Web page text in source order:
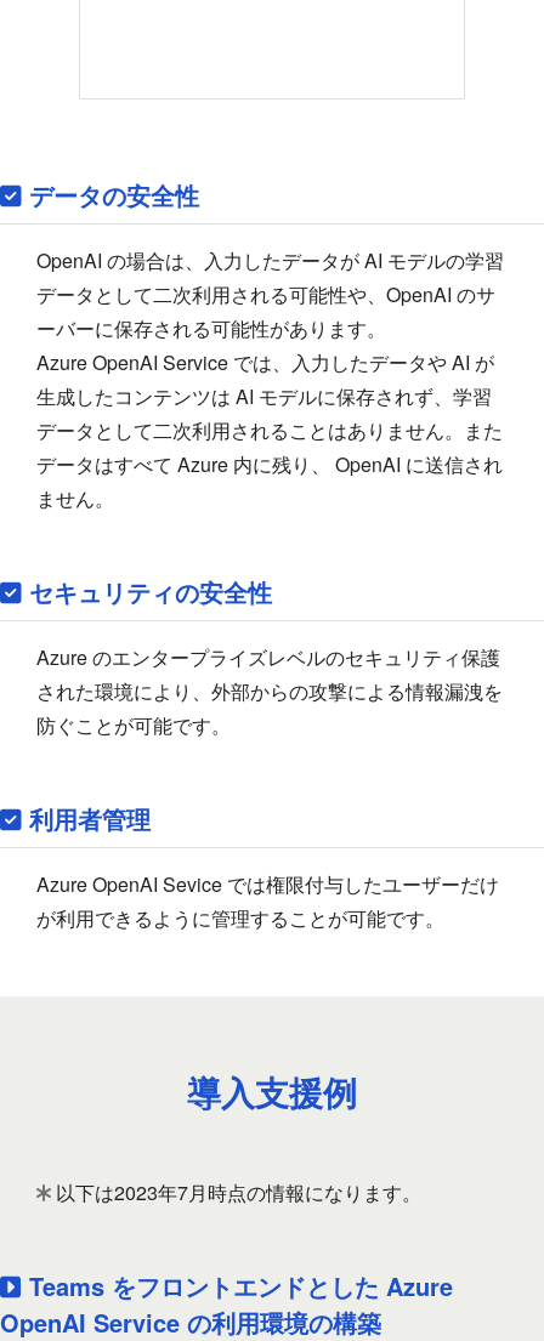
データの安全性
OpenAI の場合は、入力したデータが AI モデルの学習
データとして二次利用される可能性や、OpenAI のサ
ーバーに保存される可能性があります。
Azure OpenAI Service では、入力したデータや AI が
生成したコンテンツは AI モデルに保存されず、学習
データとして二次利用されることはありません。また
データはすべて Azure 内に残り、 OpenAI に送信され
ません。
セキュリティの安全性
Azure のエンタープライズレベルのセキュリティ保護
された環境により、外部からの攻撃による情報漏洩を
防ぐことが可能です。
利用者管理
Azure OpenAI Sevice では権限付与したユーザーだけ
が利用できるように管理することが可能です。
導入支援例
以下は2023年7月時点の情報になります。
Teams をフロントエンドとした Azure
OpenAI Service の利用環境の構築